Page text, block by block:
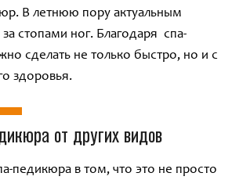
В летнюю пору актуальным
стопами ног. Благодаря спа-
сделать не только быстро, но и с
здоровья.
от других видов
педикюра в том, что это не просто